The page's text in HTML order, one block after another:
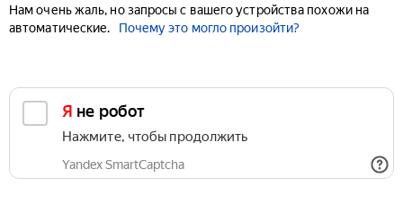
Нам очень жаль, но запросы с вашего устройства похожи на
автоматические.
Почему это могло произойти?
Я не робот
Нажмите, чтобы продолжить
Yandex SmartCaptcha